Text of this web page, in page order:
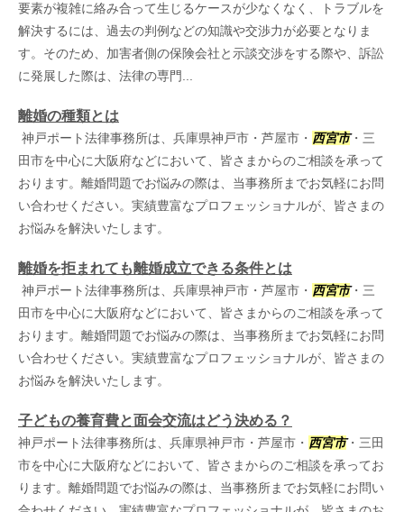
要素が複雑に絡み合って生じるケースが少なくなく、トラブルを
解決するには、過去の判例などの知識や交渉力が必要となりま
す。そのため、加害者側の保険会社と示談交渉をする際や、訴訟
に発展した際は、法律の専門...
離婚の種類とは
神戸ポート法律事務所は、兵庫県神戸市・芦屋市・ 西宮市・三
田市を中心に大阪府などにおいて、皆さまからのご相談を承って
おります。離婚問題でお悩みの際は、当事務所までお気軽にお問
い合わせください。実績豊富なプロフェッショナルが、皆さまの
お悩みを解決いたします。
離婚を拒まれても離婚成立できる条件とは
神戸ポート法律事務所は、兵庫県神戸市・芦屋市・ 西宮市・三
田市を中心に大阪府などにおいて、皆さまからのご相談を承って
おります。離婚問題でお悩みの際は、当事務所までお気軽にお問
い合わせください。実績豊富なプロフェッショナルが、皆さまの
お悩みを解決いたします。
子どもの養育費と面会交流はどう決める？
神戸ポート法律事務所は、兵庫県神戸市・芦屋市・ 西宮市・三田
市を中心に大阪府などにおいて、皆さまからのご相談を承ってお
ります。離婚問題でお悩みの際は、当事務所までお気軽にお問い